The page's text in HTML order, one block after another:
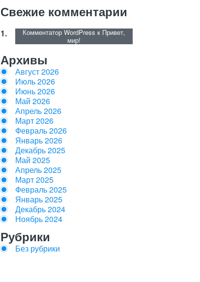
Свежие комментарии
Комментатор WordPress к Привет,
мир!
Архивы
Август 2026
Июль 2026
Июнь 2026
Май 2026
Апрель 2026
Март 2026
Февраль 2026
Январь 2026
Декабрь 2025
Май 2025
Апрель 2025
Март 2025
Февраль 2025
Январь 2025
Декабрь 2024
Ноябрь 2024
Рубрики
Без рубрики